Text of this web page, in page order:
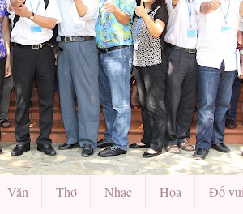
Văn Thơ Nhạc Họa Đố vui